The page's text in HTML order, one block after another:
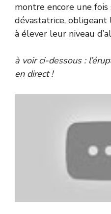
montre encore une fois
dévastatrice, obligeant
à élever leur niveau
à voir ci-dessous :
en direct !